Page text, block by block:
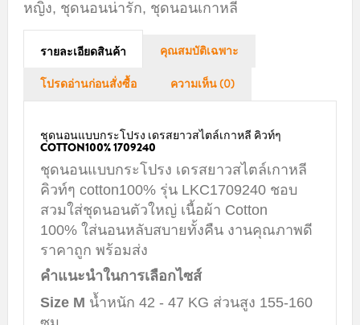
หญิง, ชุดนอนน่ารัก, ชุดนอนเกาหลี
รายละเอียดสินค้า คุณสมบัติเฉพาะ
โปรดอ่านก่อนสั่งซื้อ ความเห็น (0)
ชุดนอนแบบกระโปรง เดรสยาวสไตล์เกาหลี คิวท์ๆ
COTTON100% 1709240
ชุดนอนแบบกระโปรง เดรสยาวสไตล์เกาหลี
คิวท์ๆ cotton100% รุ่น LKC1709240 ชอบ
สวมใส่ชุดนอนตัวใหญ่ เนื้อผ้า Cotton
100% ใส่นอนหลับสบายทั้งคืน งานคุณภาพดี
ราคาถูก พร้อมส่ง
คำแนะนำในการเลือกไซส์
Size M น้ำหนัก 42 - 47 KG ส่วนสูง 155-160